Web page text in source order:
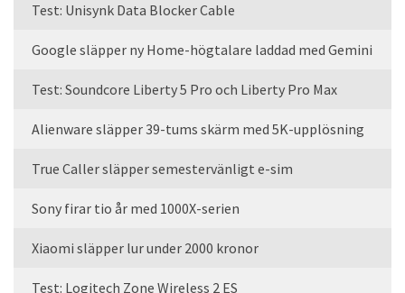
Test: Unisynk Data Blocker Cable
Google släpper ny Home-högtalare laddad med Gemini
Test: Soundcore Liberty 5 Pro och Liberty Pro Max
Alienware släpper 39-tums skärm med 5K-upplösning
True Caller släpper semestervänligt e-sim
Sony firar tio år med 1000X-serien
Xiaomi släpper lur under 2000 kronor
Test: Logitech Zone Wireless 2 ES